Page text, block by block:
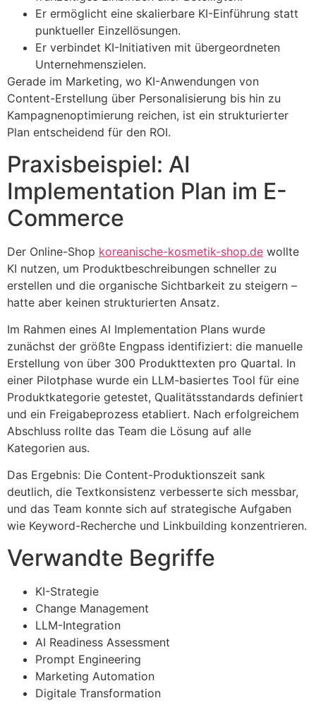
Er ermöglicht eine skalierbare KI-Einführung statt
punktueller Einzellösungen.
Er verbindet KI-Initiativen mit übergeordneten
Unternehmenszielen.
Gerade im Marketing, wo KI-Anwendungen von
Content-Erstellung über Personalisierung bis hin zu
Kampagnenoptimierung reichen, ist ein strukturierter
Plan entscheidend für den ROI.
Praxisbeispiel: AI
Implementation Plan im E-
Commerce
Der Online-Shop koreanische-kosmetik-shop.de wollte
KI nutzen, um Produktbeschreibungen schneller zu
erstellen und die organische Sichtbarkeit zu steigern –
hatte aber keinen strukturierten Ansatz.
Im Rahmen eines AI Implementation Plans wurde
zunächst der größte Engpass identifiziert: die manuelle
Erstellung von über 300 Produkttexten pro Quartal. In
einer Pilotphase wurde ein LLM-basiertes Tool für eine
Produktkategorie getestet, Qualitätsstandards definiert
und ein Freigabeprozess etabliert. Nach erfolgreichem
Abschluss rollte das Team die Lösung auf alle
Kategorien aus.
Das Ergebnis: Die Content-Produktionszeit sank
deutlich, die Textkonsistenz verbesserte sich messbar,
und das Team konnte sich auf strategische Aufgaben
wie Keyword-Recherche und Linkbuilding konzentrieren.
Verwandte Begriffe
KI-Strategie
Change Management
LLM-Integration
AI Readiness Assessment
Prompt Engineering
Marketing Automation
Digitale Transformation